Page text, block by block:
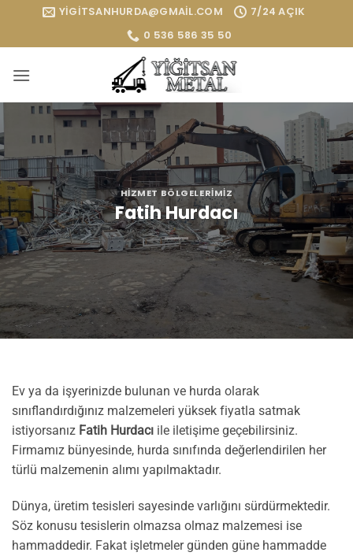
YIGITSANHURDA@GMAIL.COM
7/24 AÇIK
0 536 586 35 50
HIZMET BÖLGELERIMIZ
Fatih Hurdacı
Ev ya da işyerinizde bulunan ve hurda olarak
sınıflandırdığınız malzemeleri yüksek fiyatla satmak
istiyorsanız Fatih Hurdacı ile iletişime geçebilirsiniz.
Firmamız bünyesinde, hurda sınıfında değerlendirilen her
türlü malzemenin alımı yapılmaktadır.
Dünya, üretim tesisleri sayesinde varlığını sürdürmektedir.
Söz konusu tesislerin olmazsa olmaz malzemesi ise
hammaddedir. Fakat işletmeler günden güne hammadde